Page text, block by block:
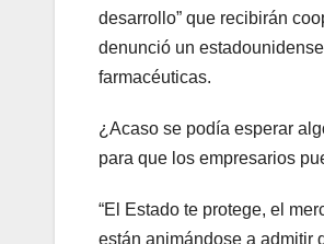
desarrollo” que recibirán
denunció un
farmacéuticas.
¿Acaso se podía esperar
para que los empresarios
“El Estado te protege, el
están animándose a admitir